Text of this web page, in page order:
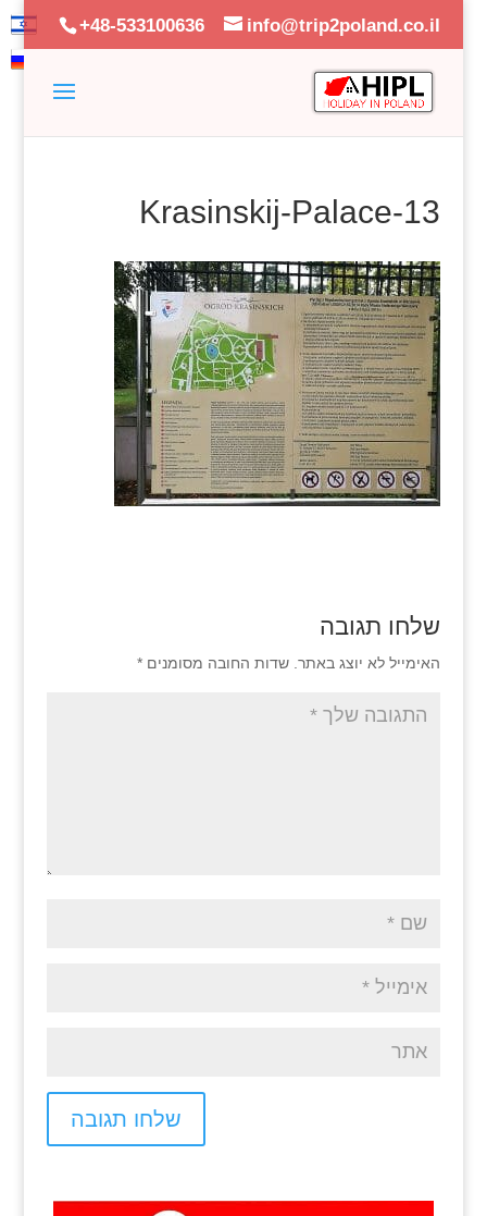
+48-533100636 info@trip2poland.co.il
Krasinskij-Palace-13
שלחו תגובה
האימייל לא יוצג באתר. שדות החובה מסומנים *